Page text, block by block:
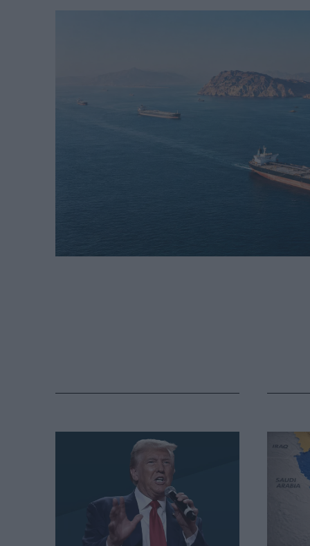
ΠΕΡΙΒΑΛΛΟΝ
ΜΕΤΑΦΟΡΕΣ -